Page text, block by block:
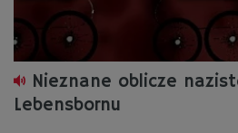
Nieznane oblicze
Lebensbornu